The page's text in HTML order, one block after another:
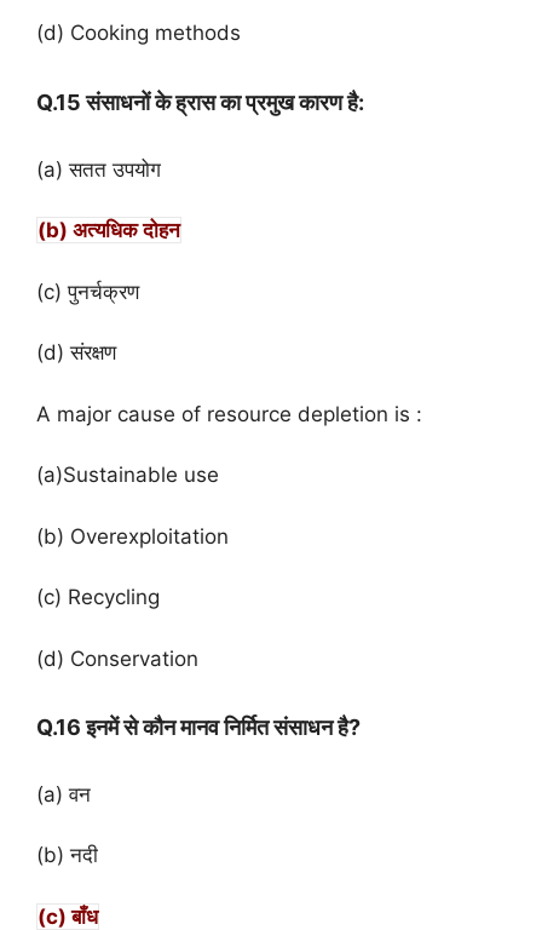
(d) Cooking methods
Q.15 संसाधनों के ह्रास का प्रमुख कारण है:
(a) सतत उपयोग
(b) अत्यधिक दोहन
(c) पुनर्चक्रण
(d) संरक्षण
A major cause of resource depletion is :
(a)Sustainable use
(b) Overexploitation
(c) Recycling
(d) Conservation
Q.16 इनमें से कौन मानव निर्मित संसाधन है?
(a) वन
(b) नदी
(c) बाँध